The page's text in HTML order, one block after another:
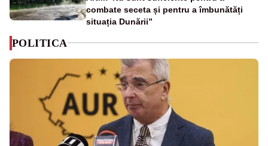
combate seceta și pentru a îmbunătăți
situația Dunării”
POLITICA